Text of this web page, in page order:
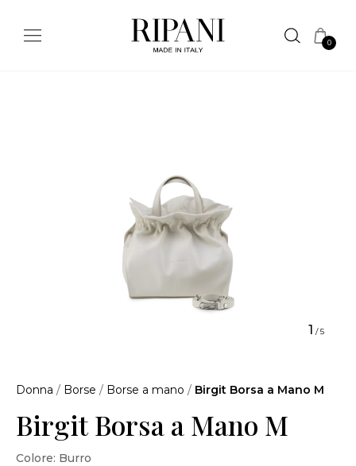
0
1 /5
Donna / Borse / Borse a mano / Birgit Borsa a Mano M
Birgit Borsa a Mano M
Colore: Burro